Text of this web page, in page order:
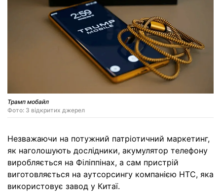
Трамп мобайл
Фото: З відкритих джерел
Незважаючи на потужний патріотичний маркетинг,
як наголошують дослідники, акумулятор телефону
виробляється на Філіппінах, а сам пристрій
виготовляється на аутсорсингу компанією HTC, яка
використовує завод у Китаї.